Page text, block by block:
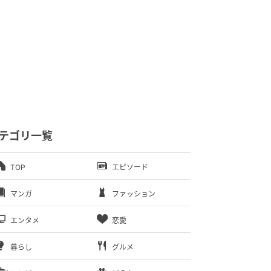
ゴリ一覧
TOP エピソード
マンガ ファッション
エンタメ 恋愛
暮らし グルメ